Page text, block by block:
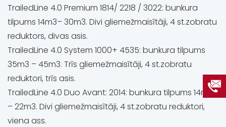
TrailedLine 4.0 Premium 1814/ 2218 / 3022: bunkura
tilpums 14m3– 30m3. Divi gliemežmaisītāji, 4 st.zobratu
reduktors, divas asis.
TrailedLine 4.0 System 1000+ 4535: bunkura tilpums
35m3 – 45m3. Trīs gliemežmaisītāji, 4 st.zobratu
reduktori, trīs asis.
TrailedLine 4.0 Duo Avant: 2014: bunkura tilpums 14m3
– 22m3. Divi gliemežmaisītāji, 4 st.zobratu reduktori,
viena ass.